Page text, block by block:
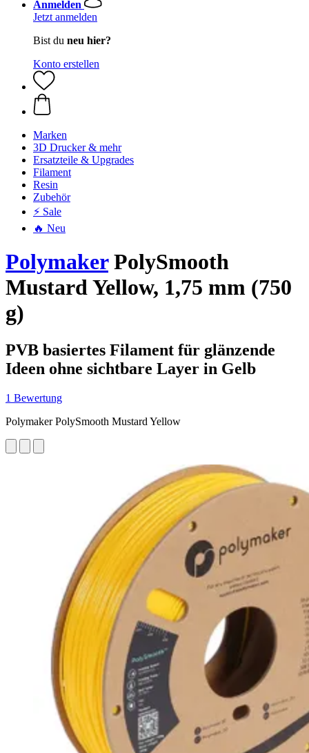
Anmelden
Jetzt anmelden
Bist du neu hier?
Konto erstellen
Marken
3D Drucker & mehr
Ersatzteile & Upgrades
Filament
Resin
Zubehör
⚡ Sale
🔥 Neu
PolymakerPolySmooth
Mustard Yellow, 1,75 mm (750
g)
PVB basiertes Filament für glänzende
Ideen ohne sichtbare Layer in Gelb
1 Bewertung
Polymaker PolySmooth Mustard Yellow